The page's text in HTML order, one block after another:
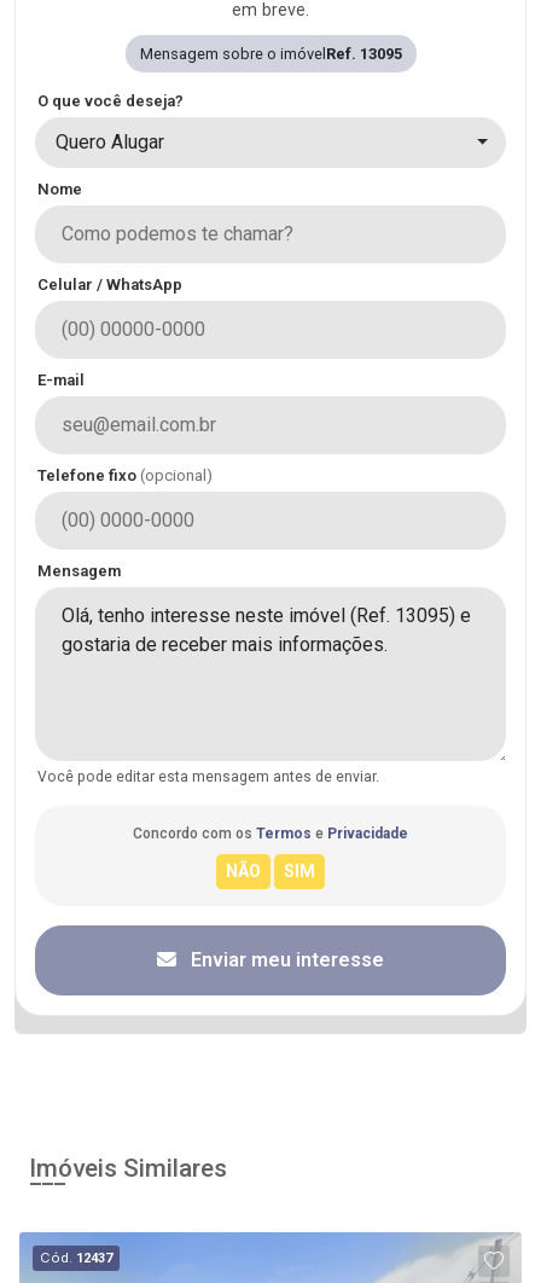
em breve.
Mensagem sobre o imóvel Ref. 13095
O que você deseja?
Quero Alugar
Nome
Celular / WhatsApp
E-mail
Telefone fixo (opcional)
Mensagem
Você pode editar esta mensagem antes de enviar.
Concordo com os Termos e Privacidade
Enviar meu interesse
Imóveis Similares
Cód. 12437